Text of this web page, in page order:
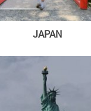
JAPAN